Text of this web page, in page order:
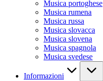
Musica portoghese
Musica rumena
Musica russa
Musica slovacca
Musica slovena
Musica spagnola
Musica svedese
Informazioni